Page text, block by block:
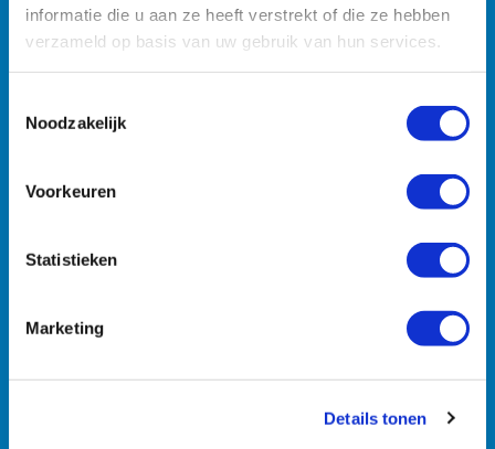
informatie die u aan ze heeft verstrekt of die ze hebben
verzameld op basis van uw gebruik van hun services.
Noodzakelijk
Voorkeuren
Statistieken
Marketing
Details tonen
Hulpmiddelen